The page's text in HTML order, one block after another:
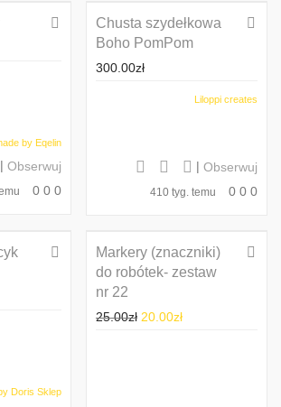
by Eqelin
| Obserwuj
0 0 0
Chusta szydełkowa
Boho PomPom
300.00zł
Liloppi creates
| Obserwuj
410 tyg. temu 0 0 0
Doris Sklep
Promocja!
Markery (znaczniki)
do robótek- zestaw
nr 22
25.00zł 20.00zł